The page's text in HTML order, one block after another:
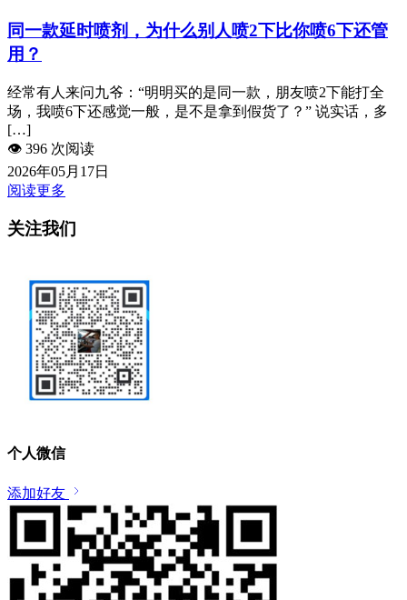
同一款延时喷剂，为什么别人喷2下比你喷6下还管
用？
经常有人来问九爷：“明明买的是同一款，朋友喷2下能打全
场，我喷6下还感觉一般，是不是拿到假货了？” 说实话，多
[…]
👁️ 396 次阅读
2026年05月17日
阅读更多
关注我们
个人微信
添加好友